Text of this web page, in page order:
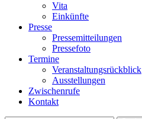
Vita
Einkünfte
Presse
Pressemitteilungen
Pressefoto
Termine
Veranstaltungsrückblick
Ausstellungen
Zwischenrufe
Kontakt